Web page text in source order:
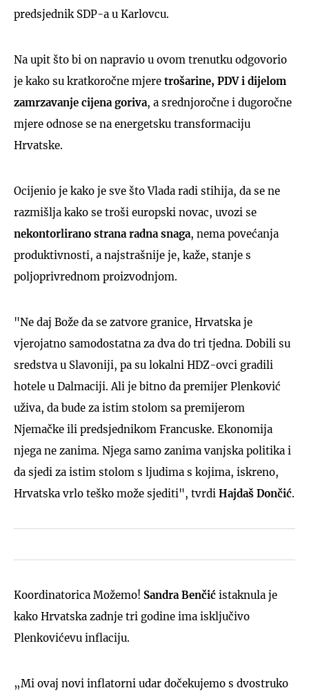
predsjednik SDP-a u Karlovcu.
Na upit što bi on napravio u ovom trenutku odgovorio
je kako su kratkoročne mjere trošarine, PDV i dijelom
zamrzavanje cijena goriva, a srednjoročne i dugoročne
mjere odnose se na energetsku transformaciju
Hrvatske.
Ocijenio je kako je sve što Vlada radi stihija, da se ne
razmišlja kako se troši europski novac, uvozi se
nekontorlirano strana radna snaga, nema povećanja
produktivnosti, a najstrašnije je, kaže, stanje s
poljoprivrednom proizvodnjom.
"Ne daj Bože da se zatvore granice, Hrvatska je
vjerojatno samodostatna za dva do tri tjedna. Dobili su
sredstva u Slavoniji, pa su lokalni HDZ-ovci gradili
hotele u Dalmaciji. Ali je bitno da premijer Plenković
uživa, da bude za istim stolom sa premijerom
Njemačke ili predsjednikom Francuske. Ekonomija
njega ne zanima. Njega samo zanima vanjska politika i
da sjedi za istim stolom s ljudima s kojima, iskreno,
Hrvatska vrlo teško može sjediti", tvrdi Hajdaš Dončić.
Koordinatorica Možemo! Sandra Benčić istaknula je
kako Hrvatska zadnje tri godine ima isključivo
Plenkovićevu inflaciju.
„Mi ovaj novi inflatorni udar dočekujemo s dvostruko